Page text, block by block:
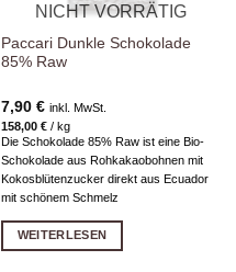
NICHT VORRÄTIG
Paccari Dunkle Schokolade
85% Raw
7,90 € inkl. MwSt.
158,00 €/ kg
Die Schokolade 85% Raw ist eine Bio-
Schokolade aus Rohkakaobohnen mit
Kokosblütenzucker direkt aus Ecuador
mit schönem Schmelz
WEITERLESEN